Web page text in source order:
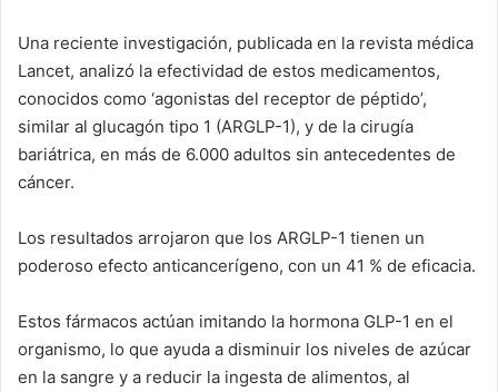
Una reciente investigación, publicada en la revista médica
Lancet, analizó la efectividad de estos medicamentos,
conocidos como ‘agonistas del receptor de péptido’,
similar al glucagón tipo 1 (ARGLP-1), y de la cirugía
bariátrica, en más de 6.000 adultos sin antecedentes de
cáncer.
Los resultados arrojaron que los ARGLP-1 tienen un
poderoso efecto anticancerígeno, con un 41 % de eficacia.
Estos fármacos actúan imitando la hormona GLP-1 en el
organismo, lo que ayuda a disminuir los niveles de azúcar
en la sangre y a reducir la ingesta de alimentos, al